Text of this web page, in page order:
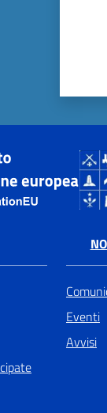
Eventi
Avvisi